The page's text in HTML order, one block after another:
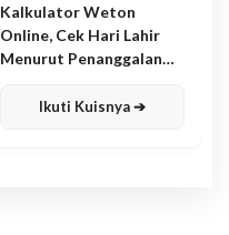
Kalkulator Weton
Online, Cek Hari Lahir
Menurut Penanggalan
Ikuti Kuisnya ➔